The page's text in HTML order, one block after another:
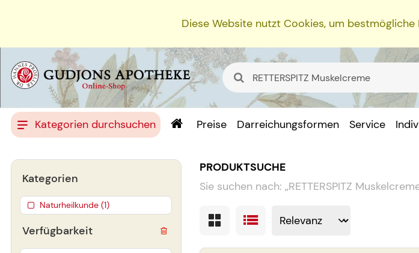
Diese Website nutzt Cookies, um
Kategorien durchsuchen Preise Darreichungsformen Service
PRODUKTSUCHE
Sie suchen nach: „RETTERSPITZ
Verfügbarkeit
Kategorien
Naturheilkunde (1)